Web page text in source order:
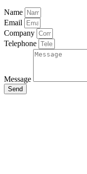
Name
Email
Company
Telephone
Message
Send